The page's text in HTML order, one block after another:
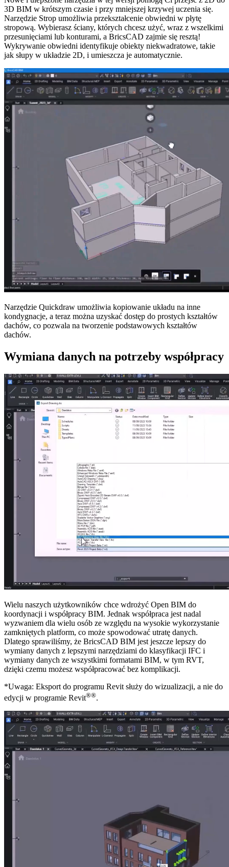
3D BIM w krótszym czasie i przy mniejszej krzywej uczenia się.
Narzędzie Strop umożliwia przekształcenie obwiedni w płytę
stropową. Wybierasz ściany, których chcesz użyć, wraz z wszelkimi
przesunięciami lub konturami, a BricsCAD zajmie się resztą!
Wykrywanie obwiedni identyfikuje obiekty niekwadratowe, takie
jak słupy w układzie 2D, i umieszcza je automatycznie.
Narzędzie Quickdraw umożliwia kopiowanie układu na inne
kondygnacje, a teraz można uzyskać dostęp do prostych kształtów
dachów, co pozwala na tworzenie podstawowych kształtów
dachów.
Wymiana danych na potrzeby współpracy
Wielu naszych użytkowników chce wdrożyć Open BIM do
koordynacji i współpracy BIM. Jednak współpraca jest nadal
wyzwaniem dla wielu osób ze względu na wysokie wykorzystanie
zamkniętych platform, co może spowodować utratę danych.
Dlatego sprawiliśmy, że BricsCAD BIM jest jeszcze lepszy do
wymiany danych z lepszymi narzędziami do klasyfikacji IFC i
wymiany danych ze wszystkimi formatami BIM, w tym RVT,
dzięki czemu możesz współpracować bez komplikacji.
*Uwaga: Eksport do programu Revit służy do wizualizacji, a nie do
edycji w programie Revit®®.